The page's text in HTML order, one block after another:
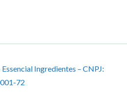
Ingredientes – CNPJ:
72